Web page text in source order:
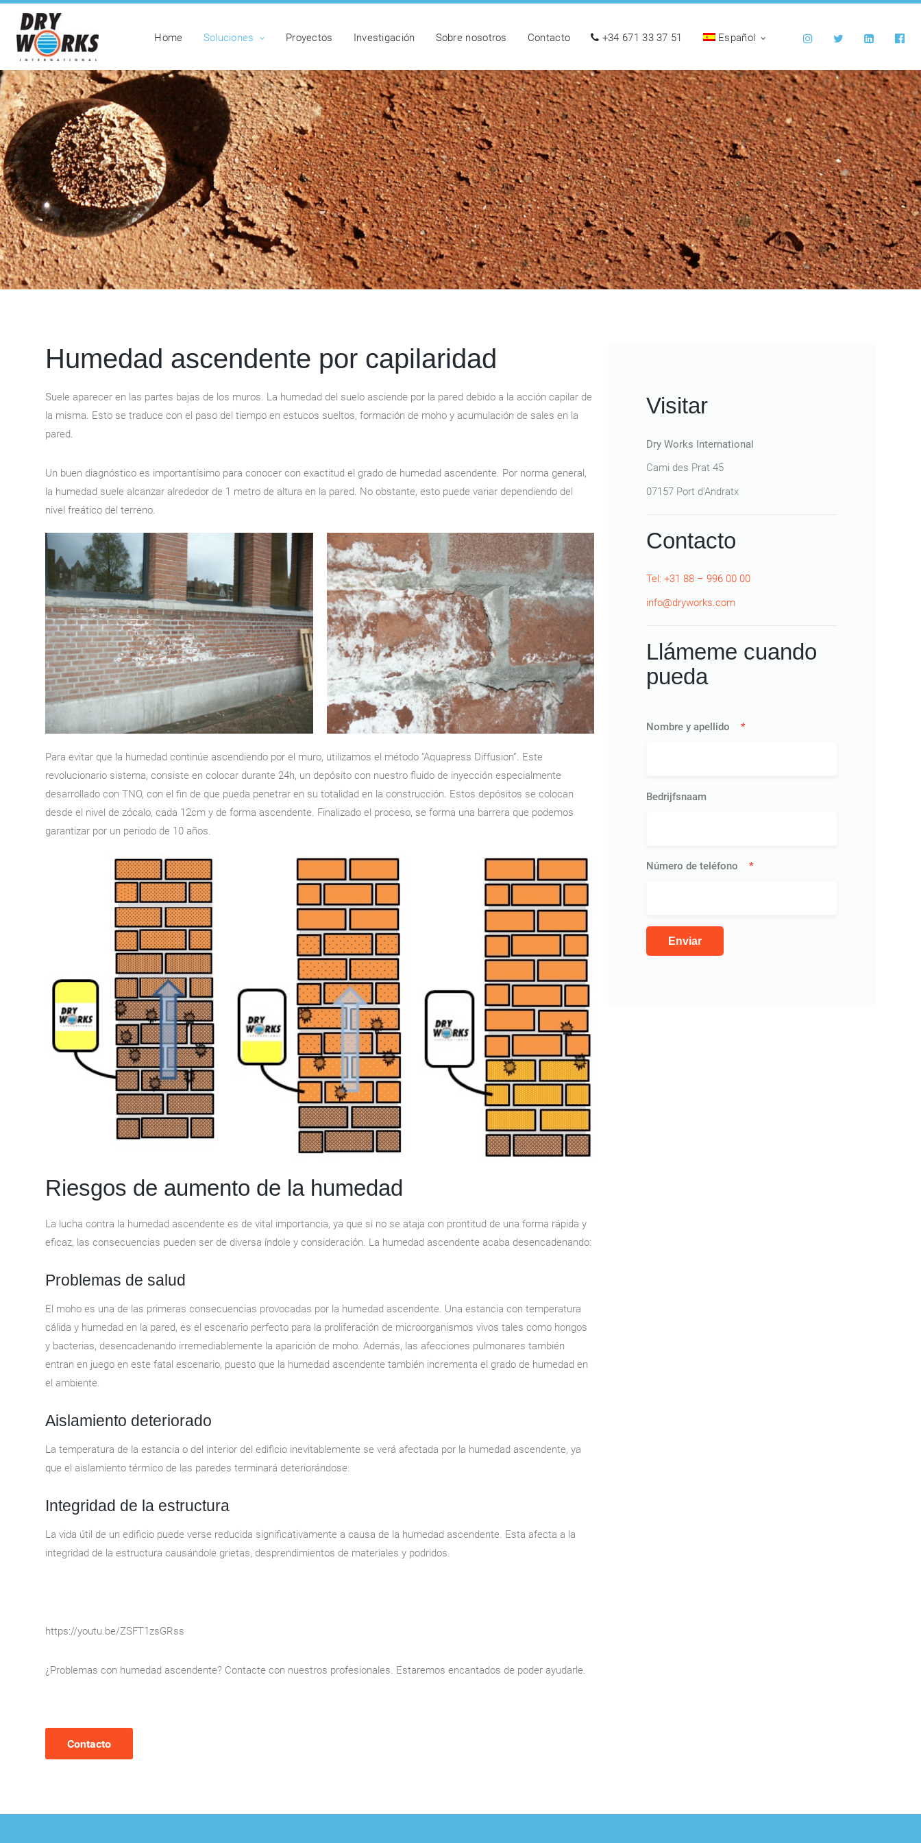
Home Soluciones Proyectos Investigación Sobre nosotros Contacto +34 671 33 37 51 Español
Humedad ascendente por capilaridad
Suele aparecer en las partes bajas de los muros. La humedad del suelo asciende por la pared debido a la acción capilar de
la misma. Esto se traduce con el paso del tiempo en estucos sueltos, formación de moho y acumulación de sales en la
pared.
Un buen diagnóstico es importantísimo para conocer con exactitud el grado de humedad ascendente. Por norma general,
la humedad suele alcanzar alrededor de 1 metro de altura en la pared. No obstante, esto puede variar dependiendo del
nivel freático del terreno.
Para evitar que la humedad continúe ascendiendo por el muro, utilizamos el método “Aquapress Diffusion”. Este
revolucionario sistema, consiste en colocar durante 24h, un depósito con nuestro fluido de inyección especialmente
desarrollado con TNO, con el fin de que pueda penetrar en su totalidad en la construcción. Estos depósitos se colocan
desde el nivel de zócalo, cada 12cm y de forma ascendente. Finalizado el proceso, se forma una barrera que podemos
garantizar por un periodo de 10 años.
Riesgos de aumento de la humedad
La lucha contra la humedad ascendente es de vital importancia, ya que si no se ataja con prontitud de una forma rápida y
eficaz, las consecuencias pueden ser de diversa índole y consideración. La humedad ascendente acaba desencadenando:
Problemas de salud
El moho es una de las primeras consecuencias provocadas por la humedad ascendente. Una estancia con temperatura
cálida y humedad en la pared, es el escenario perfecto para la proliferación de microorganismos vivos tales como hongos
y bacterias, desencadenando irremediablemente la aparición de moho. Además, las afecciones pulmonares también
entran en juego en este fatal escenario, puesto que la humedad ascendente también incrementa el grado de humedad en
el ambiente.
Aislamiento deteriorado
La temperatura de la estancia o del interior del edificio inevitablemente se verá afectada por la humedad ascendente, ya
que el aislamiento térmico de las paredes terminará deteriorándose.
Integridad de la estructura
La vida útil de un edificio puede verse reducida significativamente a causa de la humedad ascendente. Esta afecta a la
integridad de la estructura causándole grietas, desprendimientos de materiales y podridos.
https://youtu.be/ZSFT1zsGRss
¿Problemas con humedad ascendente? Contacte con nuestros profesionales. Estaremos encantados de poder ayudarle.
Contacto
Visitar
Dry Works International
Cami des Prat 45
07157 Port d'Andratx
Contacto
Tel: +31 88 – 996 00 00
info@dryworks.com
Llámeme cuando
pueda
Nombre y apellido *
Bedrijfsnaam
Número de teléfono *